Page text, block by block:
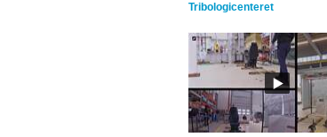
Tribologicenteret